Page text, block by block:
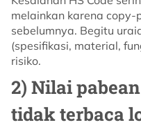
melainkan karena
sebelumnya. Begitu
(spesifikasi, material,
risiko.
2) Nilai
tidak terbaca